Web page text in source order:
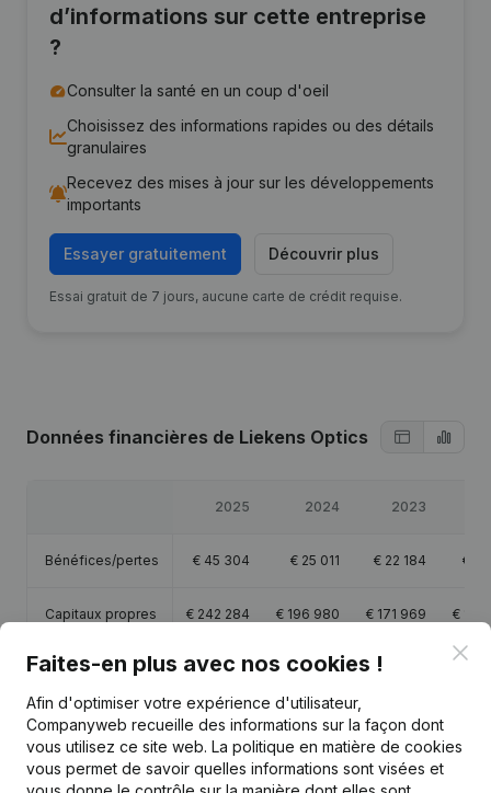
d’informations sur cette entreprise
?
Consulter la santé en un coup d'oeil
Choisissez des informations rapides ou des détails
granulaires
Recevez des mises à jour sur les développements
importants
Essayer gratuitement Découvrir plus
Essai gratuit de 7 jours, aucune carte de crédit requise.
Données financières de Liekens Optics
2025 2024 2023
Bénéfices/pertes € 45 304 € 25 011 € 22 184 €
Capitaux propres € 242 284 € 196 980 € 171 969 €
Marge brute €103 751 €65 545 €
Faites-en plus avec nos cookies !
Afin d'optimiser votre expérience d'utilisateur,
Companyweb recueille des informations sur la façon dont
vous utilisez ce site web. La politique en matière de cookies
vous permet de savoir quelles informations sont visées et